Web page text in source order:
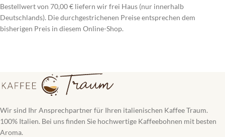
Bestellwert von 70,00 € liefern wir frei Haus (nur innerhalb
Deutschlands). Die durchgestrichenen Preise entsprechen dem
bisherigen Preis in diesem Online-Shop.
Wir sind Ihr Ansprechpartner für Ihren italienischen Kaffee Traum.
100% Italien. Bei uns finden Sie hochwertige Kaffeebohnen mit besten
Aroma.